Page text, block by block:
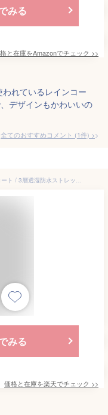
みる
と在庫をAmazonでチェック >>
れているレインコー
デザインもかわいいの
全てのおすすめコメント (1件) >
弘進ゴム【モトラスプラス】M740 レインコート / 3層透湿防水ストレッチ素材 / モトラスプラス生地仕様 / 雨具 / MMOTORAS Plus
みる
価格と在庫を楽天でチェック >>